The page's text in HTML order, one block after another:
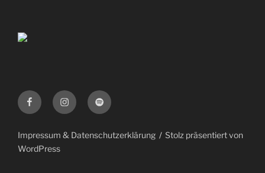
FacebookInstagramSpotify
Impressum & Datenschutzerklärung
Stolz präsentiert von
WordPress